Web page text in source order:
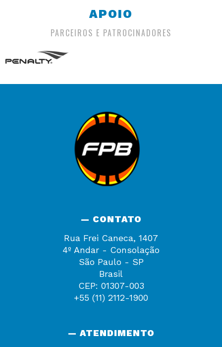
APOIO
PARCEIROS E PATROCINADORES
— CONTATO
Rua Frei Caneca, 1407
4º Andar - Consolação
São Paulo - SP
Brasil
CEP: 01307-003
+55 (11) 2112-1900
— ATENDIMENTO